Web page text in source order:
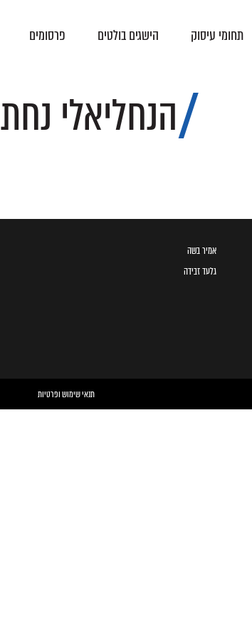
תחומי עיסוק הישגים בולטים פרסומים
הנחליאלי נחת
אמיר בשה
גלעד זבידה
תנאי שימוש ופרטיות